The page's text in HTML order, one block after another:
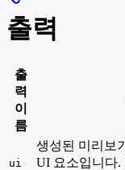
출력
출
력
이
름
ui
생성된 미리보
UI 요소입니다.